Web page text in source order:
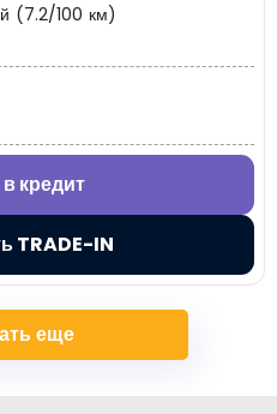
(7.2/100 км)
кредит
TRADE-IN
еще